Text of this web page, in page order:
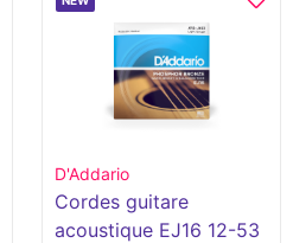
D'Addario
Cordes guitare
acoustique EJ16 12-53